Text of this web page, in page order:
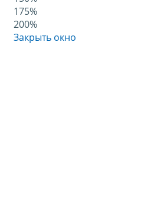
175%
200%
Закрыть окно